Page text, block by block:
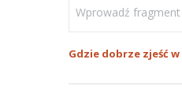
Gdzie dobrze zjeść